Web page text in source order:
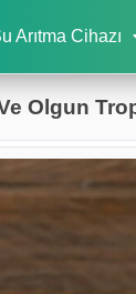
Arıtma Cihazı
Olgun